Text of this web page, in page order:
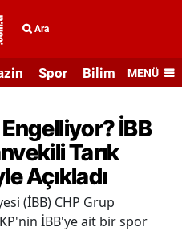
Ara
Spor Bilim veMENÜ
İBB
Tarık
Açıkladı
(İBB) CHP Grup
İBB'ye ait bir spor